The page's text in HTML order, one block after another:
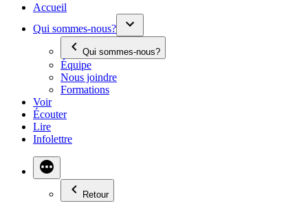
Accueil
Qui sommes-nous?
Qui sommes-nous?
Équipe
Nous joindre
Formations
Voir
Écouter
Lire
Infolettre
Retour